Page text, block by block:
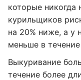
которые никогда
курильщиков
на 20% ниже, а у
меньше в
Выкуривание
течение более